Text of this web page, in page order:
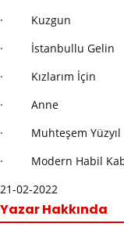
· Kuzgun
· İstanbullu Gelin
· Kızlarım İçin
· Anne
· Muhteşem Yüzyıl
· Modern Habil Kabil,
21-02-2022
Yazar Hakkında